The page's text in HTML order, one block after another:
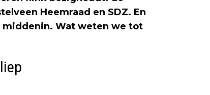
Heemraad en SDZ. En
middenin. Wat weten we tot